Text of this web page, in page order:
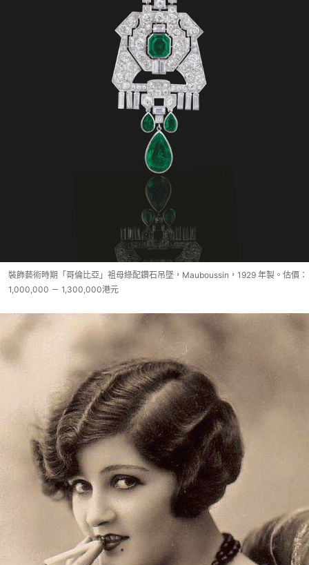
裝飾藝術時期「哥倫比亞」袓母綠配鑽石吊墜，Mauboussin，1929 年製。估價：
1,000,000 － 1,300,000港元